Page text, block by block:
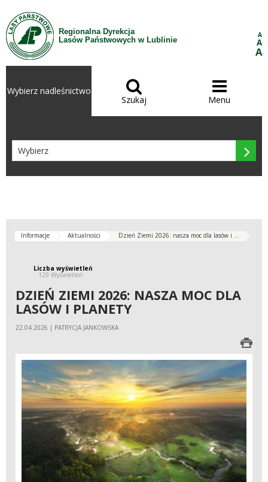
Przejdź do treści
Regionalna Dyrekcja
Lasów Państwowych w Lublinie
A
A
A
Wybierz nadleśnictwo 
Szukaj

Menu

Informacje Aktualności Dzień Ziemi 2026: nasza moc dla lasów i ...
Liczba wyświetleń
129 Wyświetleń
DZIEŃ ZIEMI 2026: NASZA MOC DLA
LASÓW I PLANETY
22.04.2026 | PATRYCJA JANKOWSKA